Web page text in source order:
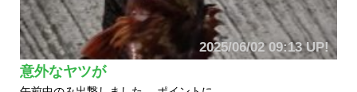
2025/06/02 09:13 UP!
意外なヤツが